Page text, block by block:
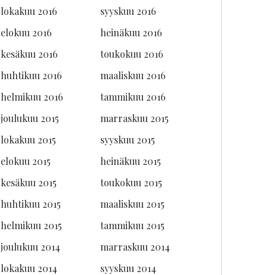
lokakuu 2016
syyskuu 2016
elokuu 2016
heinäkuu 2016
kesäkuu 2016
toukokuu 2016
huhtikuu 2016
maaliskuu 2016
helmikuu 2016
tammikuu 2016
joulukuu 2015
marraskuu 2015
lokakuu 2015
syyskuu 2015
elokuu 2015
heinäkuu 2015
kesäkuu 2015
toukokuu 2015
huhtikuu 2015
maaliskuu 2015
helmikuu 2015
tammikuu 2015
joulukuu 2014
marraskuu 2014
lokakuu 2014
syyskuu 2014